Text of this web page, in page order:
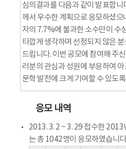
심의결과를 다음과 같이 발표합니
께서 우수한 계획으로 응모하셨으
자의 7.7%에 불과한 소수만이 수
타깝게 생각하며 선정되지 않은
드립니다. 이번 공모에 참여해 주
러분의 관심과 성원에 부응하여
문학 발전에 크게 기여할 수 있도
응모 내역
2013. 3. 2 ~ 3. 29 접수한 2013
는 총 1042명이 응모하였습니